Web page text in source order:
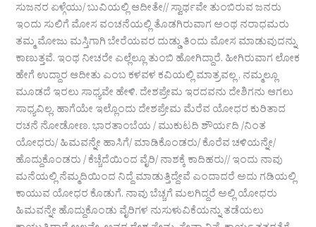
ಸುಜನರ ಏಳ್ಗೆಯು/ ಬುವಿಯಲ್ಲಿ ಆದೀತೇ// ಸ್ವಾರ್ಥವೇ ತುಂಬಿರುವ ಜನರು
ಇಂದು ಸುಲಿಗೆ ಮೋಸ ವಂಚನೆಯಲ್ಲಿ ತೊಡಗಿರುವಾಗ ಅಂಥ ನರಾಧಮರು
ತಮ್ಮ ಮೋಜು ಮಸ್ತಿಗಾಗಿ ಬೇರೆಯವರ ದುಡ್ಡು ತಿಂದು ಮೋಸ ಮಾಡುವುದನ್ನು
ಕಾಣುತ್ತವೆ. ಇಂಥ ನೀಚರೇ ಎಲ್ಲೆಲ್ಲೂ ತುಂಬಿ ಹೋಗಿದ್ದಾರೆ. ಹೀಗಿರುವಾಗ ಲೋಕ
ಹೇಗೆ ಉದ್ದಾರ ಆದೀತು ಎಂಬ ಕಳವಳ ಕವಿಯಲ್ಲಿ ಮಾತ್ರವಲ್ಲ , ನಮ್ಮಲ್ಲೂ
ಮೂಡದೆ ಇರಲು ಸಾಧ್ಯವೇ ಹೇಳಿ. ದೇಶಪ್ರೇಮ ಇರದವನು ದೇಶಿಗನು ಆಗಲು
ಸಾಧ್ಯವಿಲ್ಲ. ಹಾಗೆಯೇ ಇಲ್ಲೊಂದು ದೇಶಪ್ರೇಮ ಮೆರೆವ ಯೋಧರ ಕುರಿತಾದ
ರಚನೆ ನೋಡೋಣ. ಭಾರತಾಂಬೆಯ / ಮುಕುಟದಿ ಶೌರ್ಯದಿ /ನಿಂತ
ಯೋಧರು/ ಹಿಮವನ್ನೇ ಹಾಸಿಗೆ/ ಮಾಡಿಕೊಂಡರು/ ಕೊರೆವ ಚಳಿಯನ್ನೇ/
ಹೊದ್ದುಕೊಂಡರು / ಕೆಚ್ಚೆದೆಯಿಂದ ವೈರಿ/ ನಾಶಕ್ಕೆ ಕಾದಿಹರು// ಇಂದು ನಾವು
ಮನೆಯಲ್ಲಿ ನೆಮ್ಮದಿಯಿಂದ ನಿದ್ದೆ ಮಾಡುತ್ತಿದ್ದೇವೆ ಎಂದಾದರೆ ಅದು ಗಡಿಯಲ್ಲಿ
ಕಾಯುವ ಯೋಧರ ಕೊಡುಗೆ. ನಾವು ಬೆಚ್ಚಗೆ ಮಲಗಿದ್ದರೆ ಅಲ್ಲಿ ಯೋಧರು
ಹಿಮವನ್ನೇ ಹೊದ್ದುಕೊಂಡು ವೈರಿಗಳ ನುಸುಳುವಿಕೆಯನ್ನು ತಡೆಯಲು